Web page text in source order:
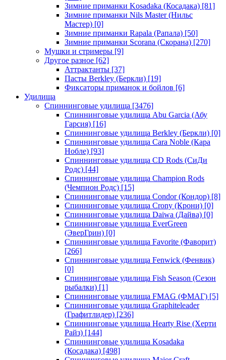
Зимние приманки Kosadaka (Косадака) [81]
Зимние приманки Nils Master (Нильс
Мастер) [0]
Зимние приманки Rapala (Рапала) [50]
Зимние приманки Scorana (Скорана) [270]
Мушки и стримеры [9]
Другое разное [62]
Аттрактанты [37]
Пасты Berkley (Беркли) [19]
Фиксаторы приманок и бойлов [6]
Удилища
Спиннинговые удилища [3476]
Спиннинговые удилища Abu Garcia (Абу
Гарсия) [16]
Спиннинговые удилища Berkley (Беркли) [0]
Спиннинговые удилища Cara Noble (Кара
Нобле) [93]
Спиннинговые удилища CD Rods (СиДи
Родс) [44]
Спиннинговые удилища Champion Rods
(Чемпион Родс) [15]
Спиннинговые удилища Condor (Кондор) [8]
Спиннинговые удилища Crony (Крони) [0]
Спиннинговые удилища Daiwa (Дайва) [0]
Спиннинговые удилища EverGreen
(ЭверГрин) [0]
Спиннинговые удилища Favorite (Фаворит)
[266]
Спиннинговые удилища Fenwick (Фенвик)
[0]
Спиннинговые удилища Fish Season (Сезон
рыбалки) [1]
Спиннинговые удилища FMAG (ФМАГ) [5]
Спиннинговые удилища Graphiteleader
(Графитлидер) [236]
Спиннинговые удилища Hearty Rise (Херти
Райз) [144]
Спиннинговые удилища Kosadaka
(Косадака) [498]